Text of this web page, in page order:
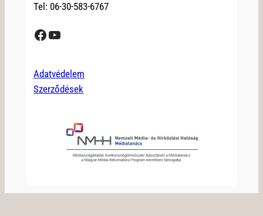
Tel: 06-30-583-6767
Facebook YouTube
Adatvédelem
Szerződések